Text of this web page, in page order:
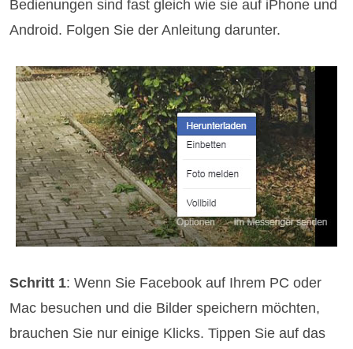
Bedienungen sind fast gleich wie sie auf iPhone und
Android. Folgen Sie der Anleitung darunter.
Schritt 1: Wenn Sie Facebook auf Ihrem PC oder
Mac besuchen und die Bilder speichern möchten,
brauchen Sie nur einige Klicks. Tippen Sie auf das